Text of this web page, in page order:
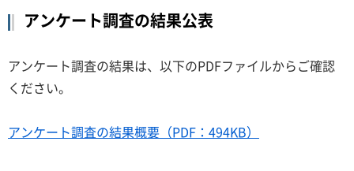
アンケート調査の結果公表
アンケート調査の結果は、以下のPDFファイルからご確認
ください。
アンケート調査の結果概要（PDF：494KB）